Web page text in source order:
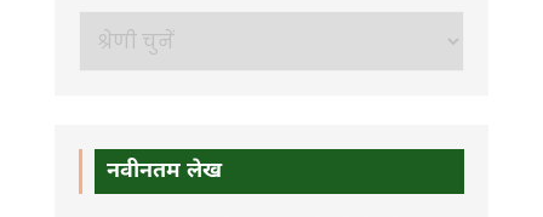
खोजें
नवीनतम लेख